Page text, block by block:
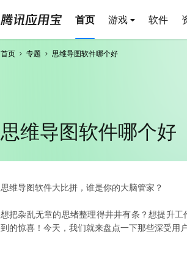
首页 游戏 软件
首页 专题 思维导图软件哪个好
思维导图软件哪个好
思维导图软件大比拼，谁是你的大脑管家？
想把杂乱无章的思绪整理得井井有条？想提升
到的惊喜！今天，我们就来盘点一下那些深受用